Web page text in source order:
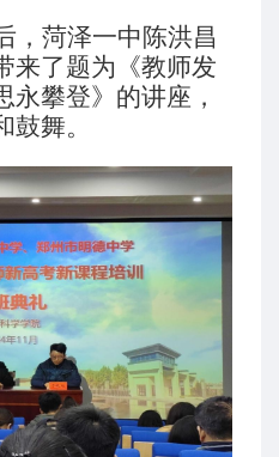
，菏泽一中陈洪昌
来了题为《教师发
永攀登》的讲座，
舞。